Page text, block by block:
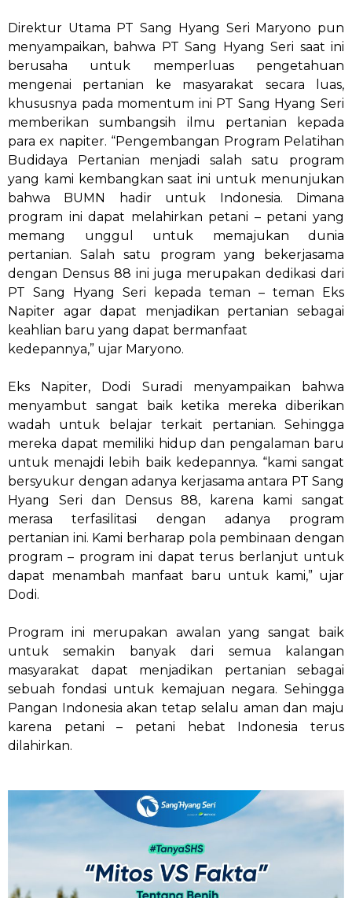
Direktur Utama PT Sang Hyang Seri Maryono pun
menyampaikan, bahwa PT Sang Hyang Seri saat ini
berusaha untuk memperluas pengetahuan
mengenai pertanian ke masyarakat secara luas,
khususnya pada momentum ini PT Sang Hyang Seri
memberikan sumbangsih ilmu pertanian kepada
para ex napiter. “Pengembangan Program Pelatihan
Budidaya Pertanian menjadi salah satu program
yang kami kembangkan saat ini untuk menunjukan
bahwa BUMN hadir untuk Indonesia. Dimana
program ini dapat melahirkan petani – petani yang
memang unggul untuk memajukan dunia
pertanian. Salah satu program yang bekerjasama
dengan Densus 88 ini juga merupakan dedikasi dari
PT Sang Hyang Seri kepada teman – teman Eks
Napiter agar dapat menjadikan pertanian sebagai
keahlian baru yang dapat bermanfaat
kedepannya,” ujar Maryono.
Eks Napiter, Dodi Suradi menyampaikan bahwa
menyambut sangat baik ketika mereka diberikan
wadah untuk belajar terkait pertanian. Sehingga
mereka dapat memiliki hidup dan pengalaman baru
untuk menajdi lebih baik kedepannya. “kami sangat
bersyukur dengan adanya kerjasama antara PT Sang
Hyang Seri dan Densus 88, karena kami sangat
merasa terfasilitasi dengan adanya program
pertanian ini. Kami berharap pola pembinaan dengan
program – program ini dapat terus berlanjut untuk
dapat menambah manfaat baru untuk kami,” ujar
Dodi.
Program ini merupakan awalan yang sangat baik
untuk semakin banyak dari semua kalangan
masyarakat dapat menjadikan pertanian sebagai
sebuah fondasi untuk kemajuan negara. Sehingga
Pangan Indonesia akan tetap selalu aman dan maju
karena petani – petani hebat Indonesia terus
dilahirkan.